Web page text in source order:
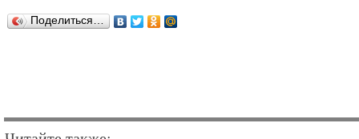
Поделиться…